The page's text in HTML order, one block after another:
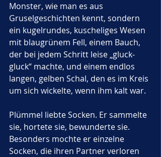
Monster, wie man es aus
Gruselgeschichten kennt, sondern
ein kugelrundes, kuscheliges Wesen
mit blaugrünem Fell, einem Bauch,
der bei jedem Schritt leise „gluck-
gluck“ machte, und einem endlos
langen, gelben Schal, den es im Kreis
um sich wickelte, wenn ihm kalt war.
Plümmel liebte Socken. Er sammelte
sie, hortete sie, bewunderte sie.
Besonders mochte er einzelne
Socken, die ihren Partner verloren